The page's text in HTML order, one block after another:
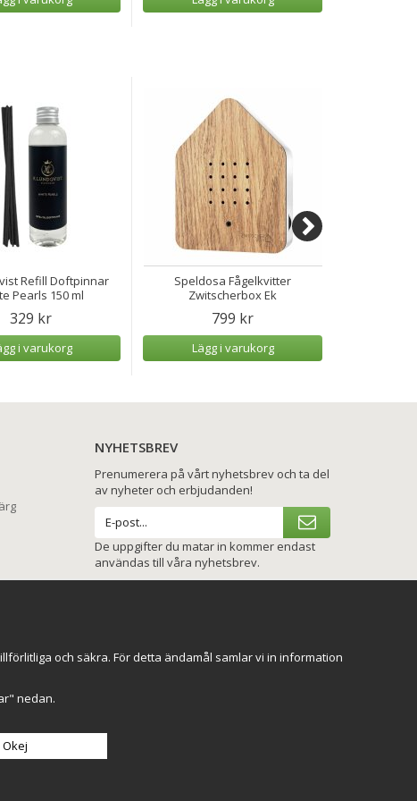
Refill Doftpinnar
Pearls 150 ml
329 kr
i varukorg
Speldosa Fågelkvitter
Zwitscherbox Ek
799 kr
Lägg i varukorg
NYHETSBREV
Prenumerera på vårt nyhetsbrev och ta del
av nyheter och erbjudanden!
De uppgifter du matar in kommer endast
användas till våra nyhetsbrev.
och säkra. För detta ändamål samlar vi in information
nedan.
Okej